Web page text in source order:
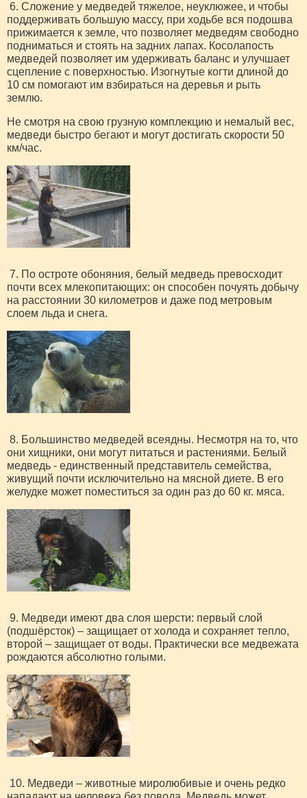
6. Сложение у медведей тяжелое, неуклюжее, и чтобы
поддерживать большую массу, при ходьбе вся подошва
прижимается к земле, что позволяет медведям свободно
подниматься и стоять на задних лапах. Косолапость
медведей позволяет им удерживать баланс и улучшает
сцепление с поверхностью. Изогнутые когти длиной до
10 см помогают им взбираться на деревья и рыть
землю.
Не смотря на свою грузную комплекцию и немалый вес,
медведи быстро бегают и могут достигать скорости 50
км/час.
7. По остроте обоняния, белый медведь превосходит
почти всех млекопитающих: он способен почуять добычу
на расстоянии 30 километров и даже под метровым
слоем льда и снега.
8. Большинство медведей всеядны. Несмотря на то, что
они хищники, они могут питаться и растениями. Белый
медведь - единственный представитель семейства,
живущий почти исключительно на мясной диете. В его
желудке может поместиться за один раз до 60 кг. мяса.
9. Медведи имеют два слоя шерсти: первый слой
(подшёрсток) – защищает от холода и сохраняет тепло,
второй – защищает от воды. Практически все медвежата
рождаются абсолютно голыми.
10. Медведи – животные миролюбивые и очень редко